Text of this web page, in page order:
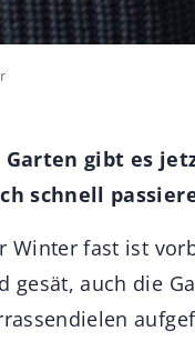
Garten gibt es
schnell
Winter fast ist
gesät, auch die